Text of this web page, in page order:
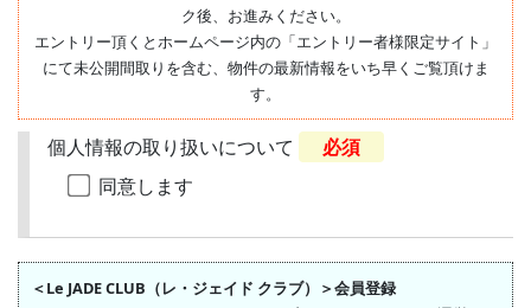
ク後、お進みください。
エントリー頂くとホームページ内の「エントリー者様限定サイト」
にて未公開間取りを含む、物件の最新情報をいち早くご覧頂けま
す。
個人情報の取り扱いについて
必須
同意します
＜Le JADE CLUB（レ・ジェイド クラブ）＞会員登録